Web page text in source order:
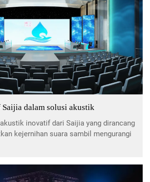
dalam solusi akustik
inovatif dari Saijia yang dirancang
kejernihan suara sambil mengurangi
lingkungan. Pelajari bagaimana
pengalaman akustik yang